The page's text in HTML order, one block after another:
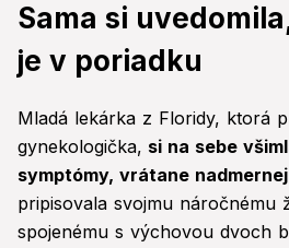
Sama si
je v poriadku
Mladá lekárka z Floridy, ktorá
gynekologička, si na sebe
symptómy, vrátane
pripisovala svojmu náročnému
spojenému s výchovou dvoch